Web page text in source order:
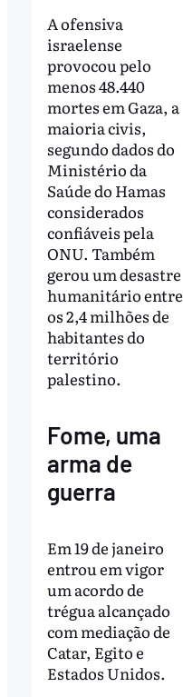
A ofensiva
israelense
provocou pelo
menos 48.440
mortes em Gaza, a
maioria civis,
segundo dados do
Ministério da
Saúde do Hamas
considerados
confiáveis pela
ONU. Também
gerou um desastre
humanitário entre
os 2,4 milhões de
habitantes do
território
palestino.
Fome, uma
arma de
guerra
Em 19 de janeiro
entrou em vigor
um acordo de
trégua alcançado
com mediação de
Catar, Egito e
Estados Unidos.